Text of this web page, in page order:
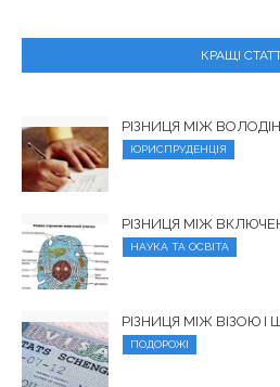
КРАЩІ
РІЗНИЦЯ МІЖ
ЮРИСПРУДЕНЦІЯ
РІЗНИЦЯ МІЖ
НАУКА ТА ОСВІТА
РІЗНИЦЯ МІЖ ВІЗОЮ
ПОДОРОЖІ